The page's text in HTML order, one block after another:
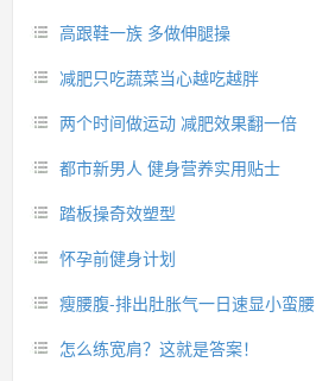
高跟鞋一族 多做伸腿操
减肥只吃蔬菜当心越吃越胖
两个时间做运动 减肥效果翻一倍
都市新男人 健身营养实用贴士
踏板操奇效塑型
怀孕前健身计划
瘦腰腹-排出肚胀气一日速显小蛮腰
怎么练宽肩？这就是答案！